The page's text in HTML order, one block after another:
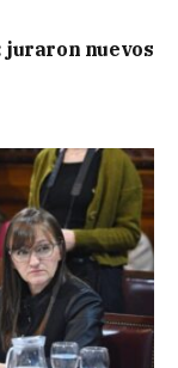
juraron nuevos